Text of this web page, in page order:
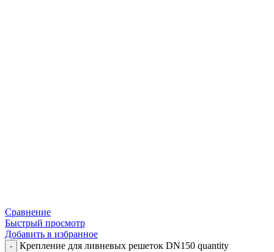
Сравнение
Быстрый просмотр
Добавить в избранное
Крепление для ливневых решеток DN150 quantity